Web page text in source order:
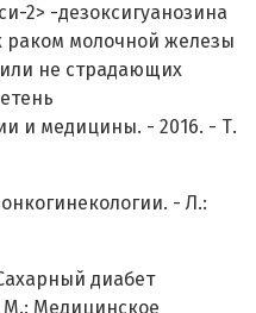
2> -дезоксигуанозина
раком молочной железы
не страдающих
и медицины. - 2016. - Т.
- Л.:
диабет
М.: Медицинское